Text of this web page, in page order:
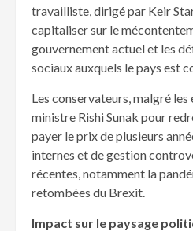
travailliste, dirigé par Keir
capitaliser sur le
gouvernement actuel et les
sociaux auxquels le pays est
Les conservateurs, malgré
ministre Rishi Sunak pour
payer le prix de plusieurs
internes et de gestion
récentes, notamment la
retombées du Brexit.
Impact sur le paysage